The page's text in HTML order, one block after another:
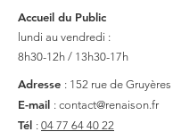
Accueil du Public
lundi au vendredi :
8h30-12h / 13h30-17h
Adresse : 152 rue de Gruyères
E-mail : contact@renaison.fr
Tél : 04 77 64 40 22